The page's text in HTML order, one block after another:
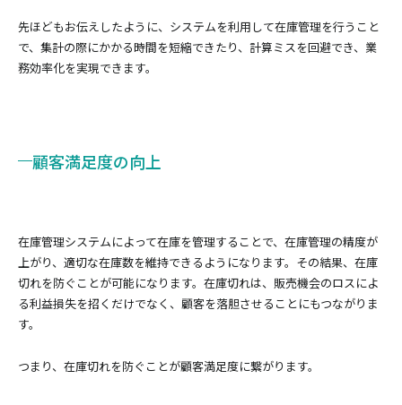
先ほどもお伝えしたように、システムを利用して在庫管理を行うこと
で、集計の際にかかる時間を短縮できたり、計算ミスを回避でき、業
務効率化を実現できます。
顧客満足度の向上
在庫管理システムによって在庫を管理することで、在庫管理の精度が
上がり、適切な在庫数を維持できるようになります。その結果、在庫
切れを防ぐことが可能になります。在庫切れは、販売機会のロスによ
る利益損失を招くだけでなく、顧客を落胆させることにもつながりま
す。
つまり、在庫切れを防ぐことが顧客満足度に繋がります。